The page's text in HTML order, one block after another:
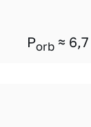
Porb ≈ 6,7